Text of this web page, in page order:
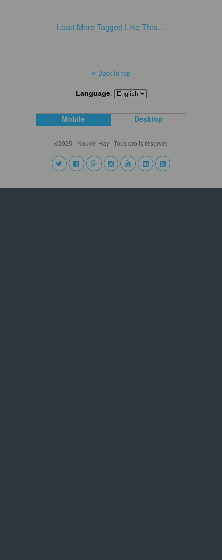
Load More Tagged Like This…
Back to top
Language:
Mobile Desktop
©2025 - Nouvel Hay - Tous droits réservés